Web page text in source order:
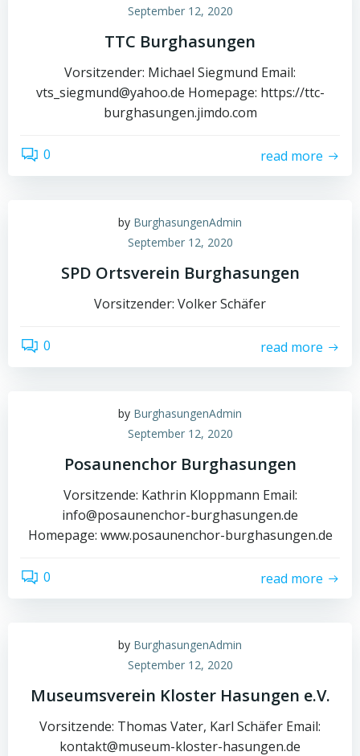
September 12, 2020
TTC Burghasungen
Vorsitzender: Michael Siegmund Email:
vts_siegmund@yahoo.de Homepage: https://ttc-
burghasungen.jimdo.com
0 read more
by BurghasungenAdmin
September 12, 2020
SPD Ortsverein Burghasungen
Vorsitzender: Volker Schäfer
0 read more
by BurghasungenAdmin
September 12, 2020
Posaunenchor Burghasungen
Vorsitzende: Kathrin Kloppmann Email:
info@posaunenchor-burghasungen.de
Homepage: www.posaunenchor-burghasungen.de
0 read more
by BurghasungenAdmin
September 12, 2020
Museumsverein Kloster Hasungen e.V.
Vorsitzende: Thomas Vater, Karl Schäfer Email:
kontakt@museum-kloster-hasungen.de